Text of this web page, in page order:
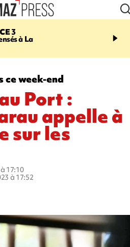
3
à La
15:45
dix établissements ont
ce week-end
Port :
appelle à
sur les
17:10
à 17:52